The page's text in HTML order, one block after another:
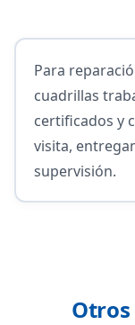
Para
cuadrillas
certificados y
visita,
supervisión.